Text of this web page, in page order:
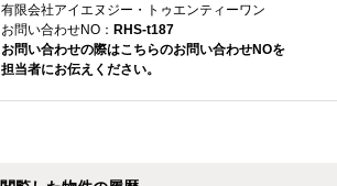
有限会社アイエヌジー・トゥエンティーワン
お問い合わせNO： RHS-t187
お問い合わせの際はこちらのお問い合わせNOを
担当者にお伝えください。